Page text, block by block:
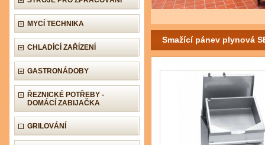
MYCÍ TECHNIKA
CHLADÍCÍ ZAŘÍZENÍ
GASTRONÁDOBY
ŘEZNICKÉ POTŘEBY -
DOMÁCÍ ZABIJAČKA
GRILOVÁNÍ
Smažící pánev plynová